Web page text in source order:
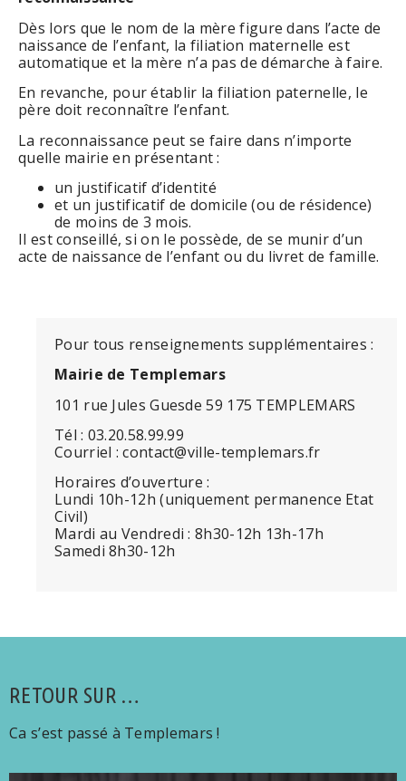
Dès lors que le nom de la mère figure dans l’acte de
naissance de l’enfant, la filiation maternelle est
automatique et la mère n’a pas de démarche à faire.
En revanche, pour établir la filiation paternelle, le
père doit reconnaître l’enfant.
La reconnaissance peut se faire dans n’importe
quelle mairie en présentant :
un justificatif d’identité
et un justificatif de domicile (ou de résidence)
de moins de 3 mois.
Il est conseillé, si on le possède, de se munir d’un
acte de naissance de l’enfant ou du livret de famille.
Pour tous renseignements supplémentaires :
Mairie de Templemars
101 rue Jules Guesde 59 175 TEMPLEMARS
Tél : 03.20.58.99.99
Courriel : contact@ville-templemars.fr
Horaires d’ouverture :
Lundi 10h-12h (uniquement permanence Etat
Civil)
Mardi au Vendredi : 8h30-12h 13h-17h
Samedi 8h30-12h
RETOUR SUR …
Ca s’est passé à Templemars !